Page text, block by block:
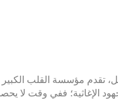
تقدم مؤسسة القلب